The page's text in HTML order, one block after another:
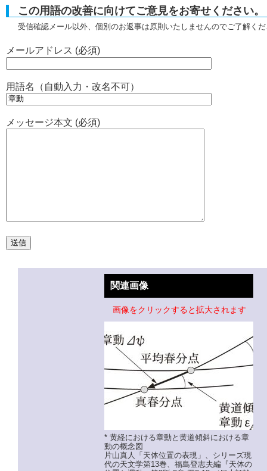
この用語の改善に向けてご意見をお寄せください。
受信確認メール以外、個別のお返事は原則いたしませんのでご了解く
メールアドレス (必須)
用語名（自動入力・改名不可）
メッセージ本文 (必須)
関連画像
画像をクリックすると拡大されます
* 黄経における章動と黄道傾斜における章
動の概念図
片山真人「天体位置の表現」、シリーズ現
代の天文学第13巻、福島登志夫編『天体の